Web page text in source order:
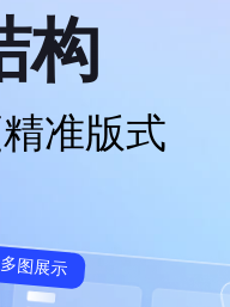
构
准版式
多图展示